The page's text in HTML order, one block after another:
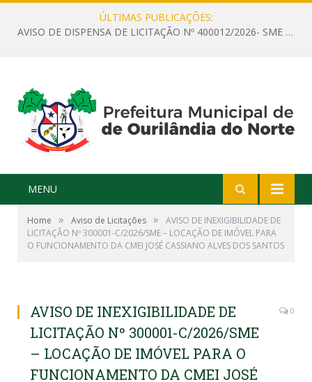
ÚLTIMAS PUBLICAÇÕES:
AVISO DE DISPENSA DE LICITAÇÃO Nº 400012/2026- SME – CONTRATAÇÃO DE EMPRESA ESPECIALIZADA PARA LOCAÇÃO DE ÔNIBUS EXECUTIVO COM CAPACIDADE DE 60 (SESSENTA) POLTRONAS, PARA TRANSPORTAR PROFESSORES RESPONSÁVEIS E ALUNOS PARA BRASÍLIA, COM SAÍDA DIA 10/08/2026 E RETORNO DIA 14/08/2026
MENU
Home » Aviso de Licitações »
AVISO DE INEXIGIBILIDADE DE
LICITAÇÃO Nº 300001-C/2026/SME – LOCAÇÃO DE IMÓVEL PARA
O FUNCIONAMENTO DA CMEI JOSÉ CASSIANO ALVES DOS SANTOS
AVISO DE INEXIGIBILIDADE DE
LICITAÇÃO Nº 300001-C/2026/SME
– LOCAÇÃO DE IMÓVEL PARA O
FUNCIONAMENTO DA CMEI JOSÉ
0